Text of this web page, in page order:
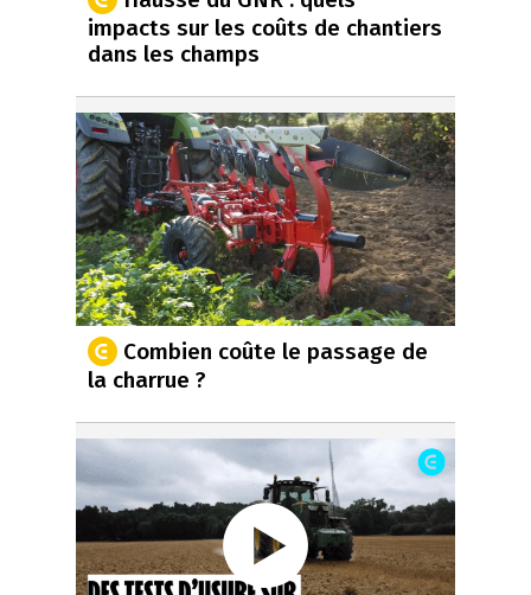
impacts sur les coûts de chantiers
dans les champs
Combien coûte le passage de
la charrue ?